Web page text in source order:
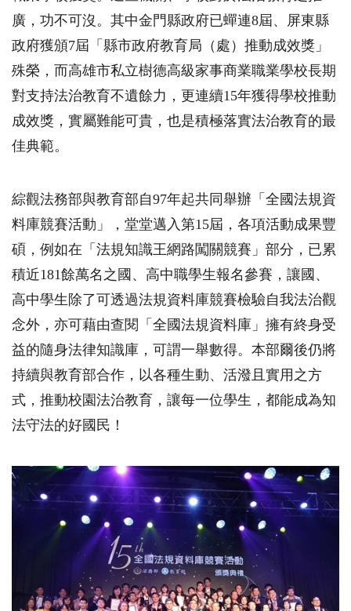
廣，功不可沒。其中金門縣政府已蟬連8屆、屏東縣
政府獲頒7屆「縣市政府教育局（處）推動成效獎」
殊榮，而高雄市私立樹德高級家事商業職業學校長期
對支持法治教育不遺餘力，更連續15年獲得學校推動
成效獎，實屬難能可貴，也是積極落實法治教育的最
佳典範。
綜觀法務部與教育部自97年起共同舉辦「全國法規資
料庫競賽活動」，堂堂邁入第15屆，各項活動成果豐
碩，例如在「法規知識王網路闖關競賽」部分，已累
積近181餘萬名之國、高中職學生報名參賽，讓國、
高中學生除了可透過法規資料庫競賽檢驗自我法治觀
念外，亦可藉由查閱「全國法規資料庫」擁有終身受
益的隨身法律知識庫，可謂一舉數得。本部爾後仍將
持續與教育部合作，以各種生動、活潑且實用之方
式，推動校園法治教育，讓每一位學生，都能成為知
法守法的好國民！